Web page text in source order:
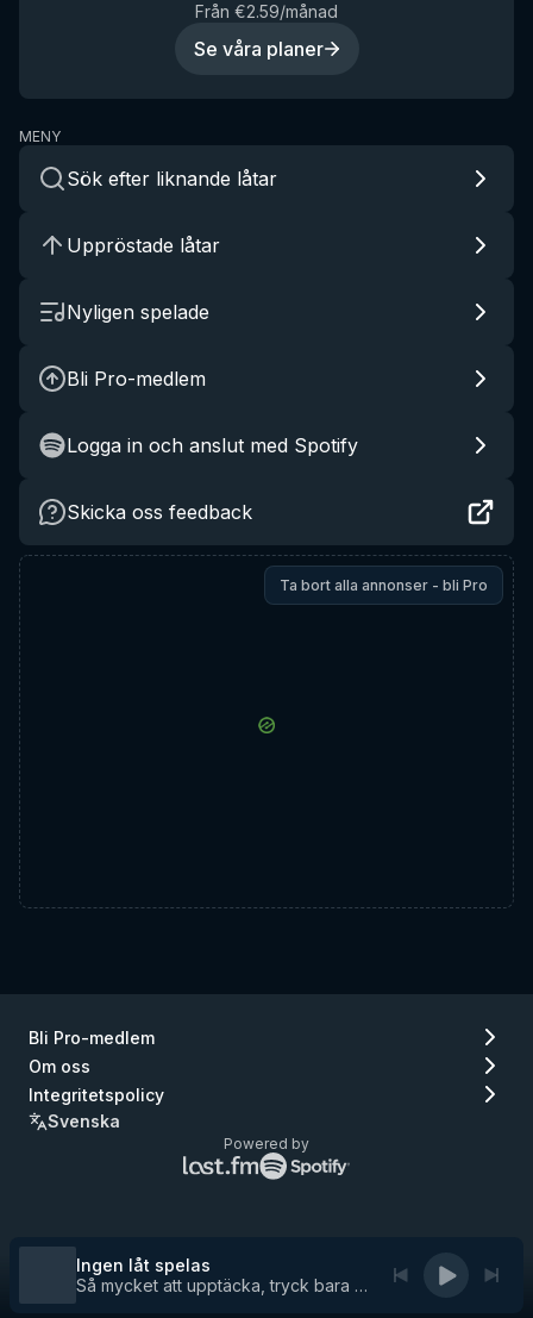
Från €2.59/månad
Se våra planer
MENY
Sök efter liknande låtar
Uppröstade låtar
Nyligen spelade
Bli Pro-medlem
Logga in och anslut med Spotify
Skicka oss feedback
Ta bort alla annonser - bli Pro
Bli Pro-medlem
Om oss
Integritetspolicy
Svenska
Powered by
Lastfm
logo
Ingen låt spelas
Så mycket att upptäcka, tryck bara på play